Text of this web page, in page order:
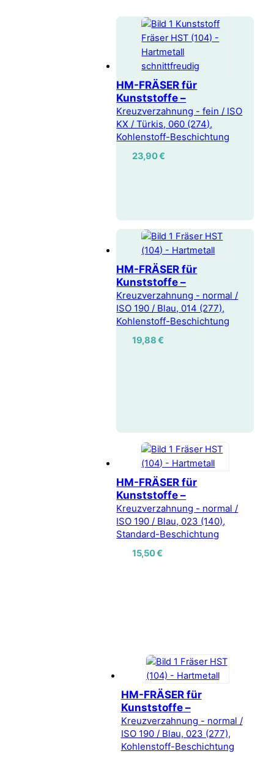
HM-FRÄSER für
Kunststoffe –
Kreuzverzahnung - fein / ISO
KX / Türkis, 060 (274),
Kohlenstoff-Beschichtung
23,90€
HM-FRÄSER für
Kunststoffe –
Kreuzverzahnung - normal /
ISO 190 / Blau, 014 (277),
Kohlenstoff-Beschichtung
19,88€
HM-FRÄSER für
Kunststoffe –
Kreuzverzahnung - normal /
ISO 190 / Blau, 023 (140),
Standard-Beschichtung
15,50€
HM-FRÄSER für
Kunststoffe –
Kreuzverzahnung - normal /
ISO 190 / Blau, 023 (277),
Kohlenstoff-Beschichtung